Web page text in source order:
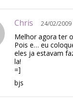
Chris 24/02/2009
Melhor agora ter
Pois e… eu
eles ja estavam
la!
=]
bjs